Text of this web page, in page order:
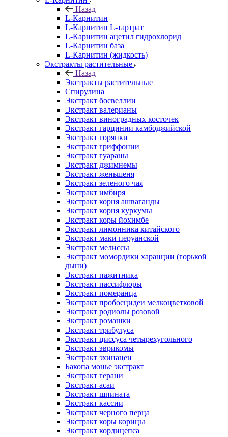
Назад
L-Карнитин
L-Карнитин L-тартрат
L-Карнитин ацетил гидрохлорид
L-Карнитин база
L-Карнитин (жидкость)
Экстракты растительные
Назад
Экстракты растительные
Спирулина
Экстракт босвеллии
Экстракт валерианы
Экстракт виноградных косточек
Экстракт гарцинии камбоджийской
Экстракт горянки
Экстракт гриффонии
Экстракт гуараны
Экстракт джимнемы
Экстракт женьшеня
Экстракт зеленого чая
Экстракт имбиря
Экстракт корня ашваганды
Экстракт корня куркумы
Экстракт коры йохимбе
Экстракт лимонника китайского
Экстракт маки перуанской
Экстракт мелиссы
Экстракт момордики харанции (горькой
дыни)
Экстракт пажитника
Экстракт пассифлоры
Экстракт померанца
Экстракт пробосцидеи мелкоцветковой
Экстракт родиолы розовой
Экстракт ромашки
Экстракт трибулуса
Экстракт циссуса четырехугольного
Экстракт эврикомы
Экстракт эхинацеи
Бакопа монье экстракт
Экстракт герани
Экстракт асаи
Экстракт шпината
Экстракт кассии
Экстракт черного перца
Экстракт коры корицы
Экстракт кордицепса